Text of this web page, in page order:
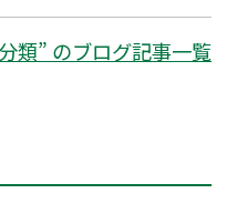
類” のブログ記事一覧